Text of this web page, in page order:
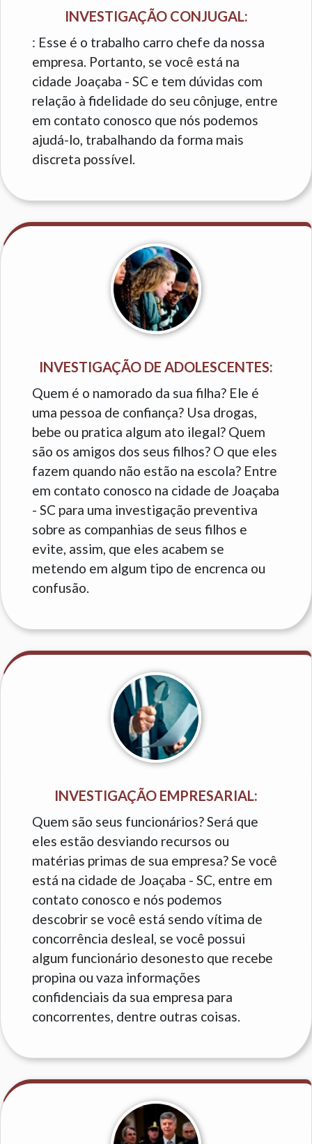
INVESTIGAÇÃO CONJUGAL:
: Esse é o trabalho carro chefe da nossa
empresa. Portanto, se você está na
cidade Joaçaba - SC e tem dúvidas com
relação à fidelidade do seu cônjuge, entre
em contato conosco que nós podemos
ajudá-lo, trabalhando da forma mais
discreta possível.
INVESTIGAÇÃO DE ADOLESCENTES:
Quem é o namorado da sua filha? Ele é
uma pessoa de confiança? Usa drogas,
bebe ou pratica algum ato ilegal? Quem
são os amigos dos seus filhos? O que eles
fazem quando não estão na escola? Entre
em contato conosco na cidade de Joaçaba
- SC para uma investigação preventiva
sobre as companhias de seus filhos e
evite, assim, que eles acabem se
metendo em algum tipo de encrenca ou
confusão.
INVESTIGAÇÃO EMPRESARIAL:
Quem são seus funcionários? Será que
eles estão desviando recursos ou
matérias primas de sua empresa? Se você
está na cidade de Joaçaba - SC, entre em
contato conosco e nós podemos
descobrir se você está sendo vítima de
concorrência desleal, se você possui
algum funcionário desonesto que recebe
propina ou vaza informações
confidenciais da sua empresa para
concorrentes, dentre outras coisas.